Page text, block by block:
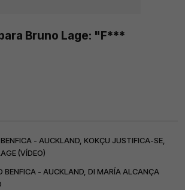
Bruno Lage: "F***
- AUCKLAND, KOKÇU JUSTIFICA-SE,
(VÍDEO)
BENFICA - AUCKLAND, DI MARÍA ALCANÇA